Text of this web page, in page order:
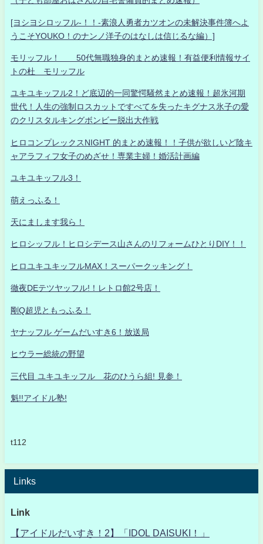
[ヨシヨシロッフル-！！-素浪人勇者カツオンの未解決事件簿へよ
うこそYOUKO！のナンノ洋子のはなしは信じるな編）]
モリッフル！ 50代無職独身的まとめ速報！有益便利情報サイ
トの杜 モリッフル
ユキユキッフル2！ど底辺的一同驚愕騒然まとめ速報！超氷河期
世代！人生の強制ロスカットですべてを失ったキグナス氷子の愛
のクリスタルキングボンビー脱出大作戦
ヒロコンプレックスNIGHT 的まとめ速報！！子供が欲しいど陰キ
ャアラフィフ女子のめざせ！専業主婦！婚活計画編
ユキユキッフル3！
萌えっふる！
天にまします我ら！
ヒロシッフル！ヒロシデース山さんのリフォームひとりDIY！！
ヒロユキユキッフルMAX！スーパークッキング！
徹夜DEテツヤッフル!！レトロ館2号店！
剛Q超児ともっふる！
ヤナッフル ゲームだいすき6！放送局
ヒウラー総統の野望
三代目 ユキユキッフル 花のひうら組! 見参！
魁!!アイドル塾!
t112
Links
Link
【アイドルだいすき！2】「IDOL DAISUKI！」